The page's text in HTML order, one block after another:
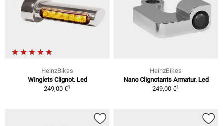
HeinzBikes
Winglets Clignot. Led
249,00 €1
HeinzBikes
Nano Clignotants Armatur. Led
249,00 €1